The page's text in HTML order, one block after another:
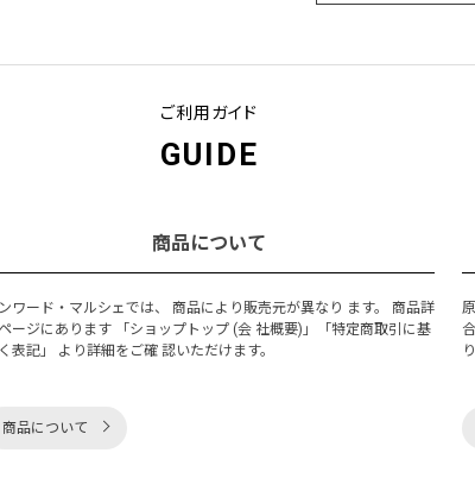
ご利用ガイド
GUIDE
商品について
ワード・マルシェでは、 商品により販売元が異なり ます。 商品詳
ージにあります 「ショップトップ (会 社概要)」「特定商取引に基
表記」 より詳細をご確 認いただけます。
商品について